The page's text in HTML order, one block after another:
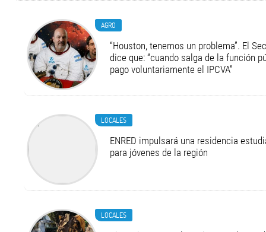
AGRO
“Houston, tenemos un problema”. El
dice que: “cuando salga de la función
pago voluntariamente el IPCVA”
LOCALES
ENRED impulsará una residencia
para jóvenes de la región
LOCALES